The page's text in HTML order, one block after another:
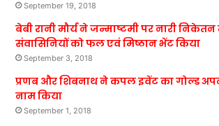
September 19, 2018
बेबी रानी मौर्य ने जन्माष्टमी पर नारी
संवासिनियों को फल एवं मिष्ठान भेंट किया
September 3, 2018
प्रणब और शिबनाथ ने कपल इवेंट का गोल्ड
नाम किया
September 1, 2018